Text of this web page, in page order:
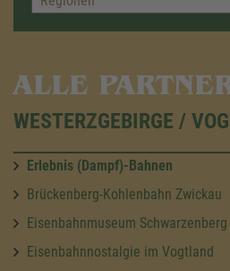
ALLE
WESTERZGEBIRGE /
Erlebnis (Dampf)-Bahnen
Brückenberg-Kohlenbahn Zwickau
Eisenbahnmuseum Schwarzenberg
Eisenbahnnostalgie im Vogtland